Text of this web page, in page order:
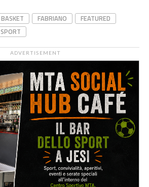
BASKET FABRIANO
FEATURED
SPORT
ADVERTISEMENT